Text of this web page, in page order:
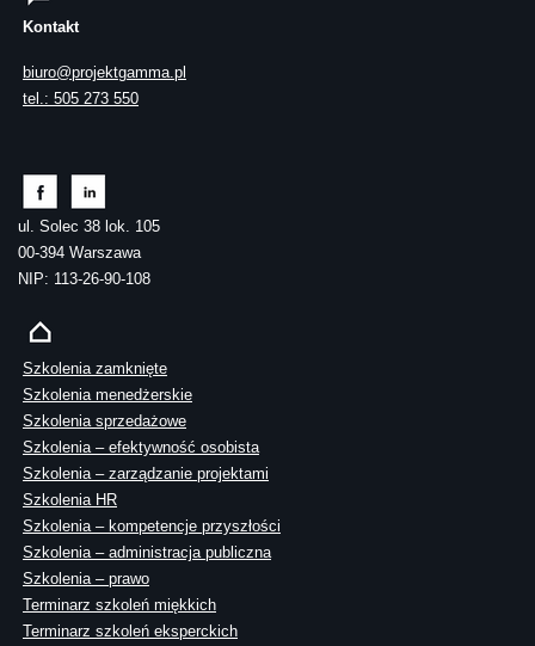
Kontakt
biuro@projektgamma.pl
tel.: 505 273 550
ul. Solec 38 lok. 105
00-394 Warszawa
NIP: 113-26-90-108
Szkolenia zamknięte
Szkolenia menedżerskie
Szkolenia sprzedażowe
Szkolenia – efektywność osobista
Szkolenia – zarządzanie projektami
Szkolenia HR
Szkolenia – kompetencje przyszłości
Szkolenia – administracja publiczna
Szkolenia – prawo
Terminarz szkoleń miękkich
Terminarz szkoleń eksperckich